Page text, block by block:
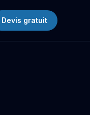
Devis gratuit